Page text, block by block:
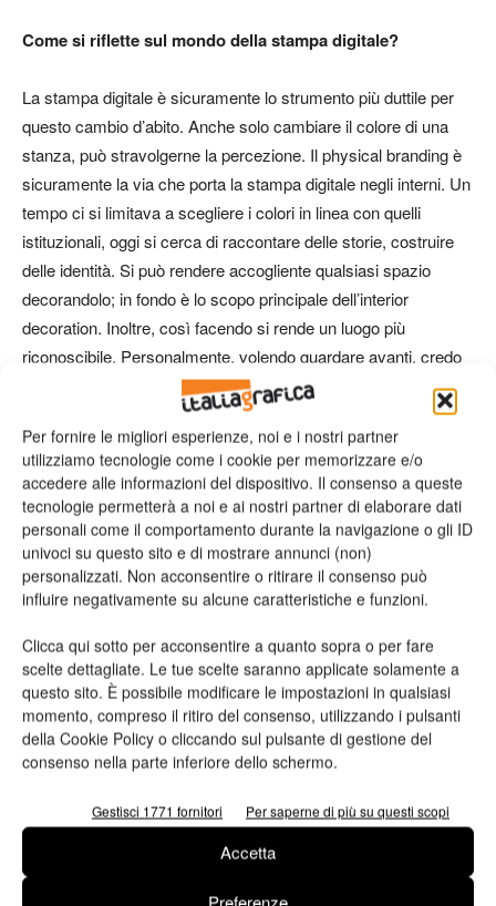
Per fornire le migliori esperienze, noi e i nostri partner
utilizziamo tecnologie come i cookie per memorizzare e/o
accedere alle informazioni del dispositivo. Il consenso a queste
tecnologie permetterà a noi e ai nostri partner di elaborare dati
personali come il comportamento durante la navigazione o gli ID
univoci su questo sito e di mostrare annunci (non)
personalizzati. Non acconsentire o ritirare il consenso può
influire negativamente su alcune caratteristiche e funzioni.
Clicca qui sotto per acconsentire a quanto sopra o per fare
scelte dettagliate. Le tue scelte saranno applicate solamente a
questo sito. È possibile modificare le impostazioni in qualsiasi
momento, compreso il ritiro del consenso, utilizzando i pulsanti
della Cookie Policy o cliccando sul pulsante di gestione del
consenso nella parte inferiore dello schermo.
Gestisci 1771 fornitori Per saperne di più su questi scopi
Accetta
Come si riflette sul mondo della stampa digitale?
La stampa digitale è sicuramente lo strumento più duttile per
questo cambio d’abito. Anche solo cambiare il colore di una
stanza, può stravolgerne la percezione. Il physical branding è
sicuramente la via che porta la stampa digitale negli interni. Un
tempo ci si limitava a scegliere i colori in linea con quelli
istituzionali, oggi si cerca di raccontare delle storie, costruire
delle identità. Si può rendere accogliente qualsiasi spazio
decorandolo; in fondo è lo scopo principale dell’interior
decoration. Inoltre, così facendo si rende un luogo più
riconoscibile. Personalmente, volendo guardare avanti, credo
che nei prossimi anni l’interior decoration conquisterà l’exterior
dei palazzi o, se preferiamo, l’interior decoration della città.
Dalle facciate dei palazzi ai graffiti di scala urbana, l’exterior
decoration sembra essere un trend in crescita. In fondo, lo
facevano già in passato i pescatori liguri, quando coloravano le
loro case con colori differenti, per poterle riconoscere dal
mare.
Chi potrebbe azzardare la prima mossa?
Può partire tranquillamente da noi architetti. Abbiamo già la
responsabilità, quando progettiamo un edificio, di costringere le
persone che ci passano davanti a guardarlo. Come siamo
abituati a parlare di interior design, possiamo iniziare a
già possibile. Oggi il tema delle facciate è vissuto soprattutto in
termini energetici, credo che il tema decorativo seguirà a ruota.
Qualche segnale si può già vedere, e non solo nelle grandi